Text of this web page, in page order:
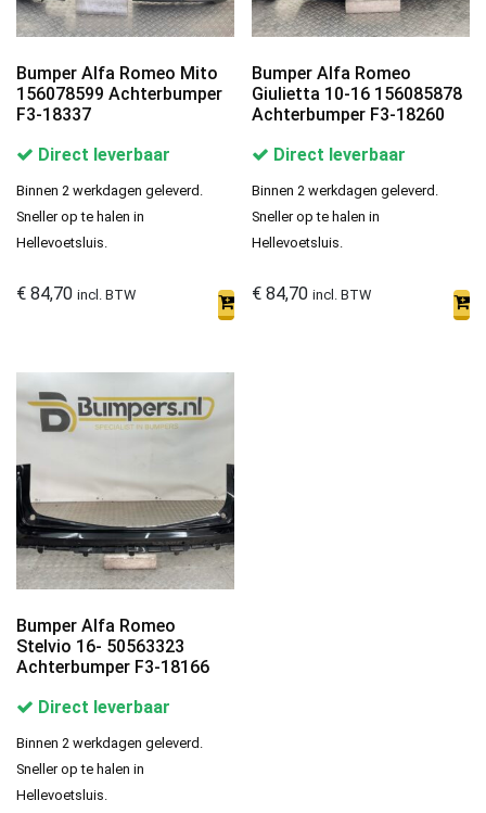
Bumper Alfa Romeo Mito
156078599 Achterbumper
F3-18337
Direct leverbaar
Binnen 2 werkdagen geleverd.
Sneller op te halen in
Hellevoetsluis.
€ 84,70 incl. BTW
Bumper Alfa Romeo
Giulietta 10-16 156085878
Achterbumper F3-18260
Direct leverbaar
Binnen 2 werkdagen geleverd.
Sneller op te halen in
Hellevoetsluis.
€ 84,70 incl. BTW
Bumper Alfa Romeo
Stelvio 16- 50563323
Achterbumper F3-18166
Direct leverbaar
Binnen 2 werkdagen geleverd.
Sneller op te halen in
Hellevoetsluis.